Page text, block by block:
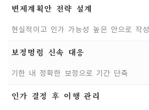
변제계획안 전략 설계
현실적이고 인가 가능성 높은 안으로 작성
보정명령 신속 대응
기한 내 정확한 보정으로 기간 단축
인가 결정 후 이행 관리